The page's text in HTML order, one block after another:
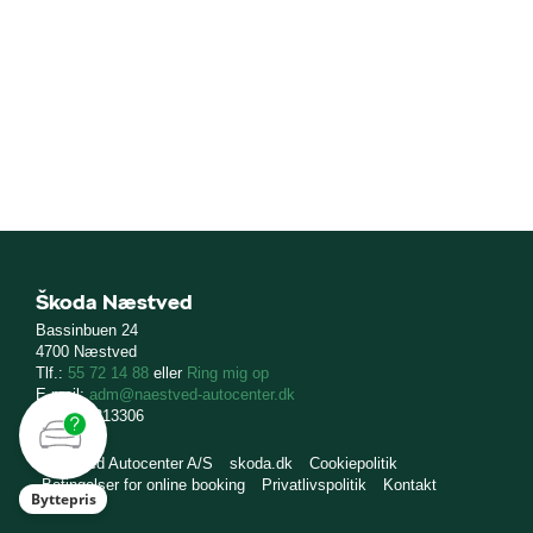
Škoda Næstved
Bassinbuen 24
4700 Næstved
Tlf.: 55 72 14 88 eller Ring mig op
E-mail:adm@naestved-autocenter.dk
CVR: 16213306
Næstved Autocenter A/S skoda.dk
Cookiepolitik
Betingelser for online booking
Privatlivspolitik Kontakt
Byttepris